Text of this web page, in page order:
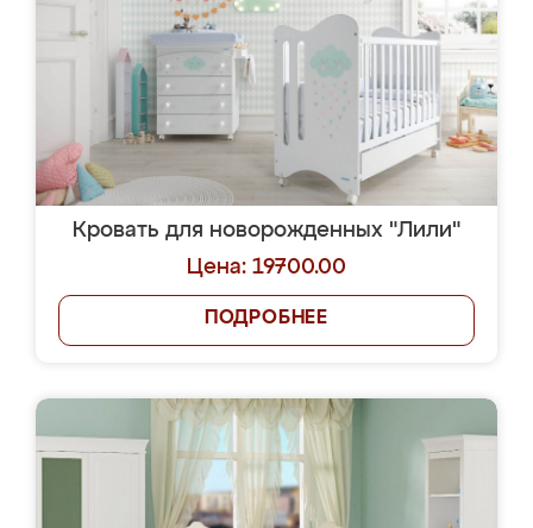
Кровать для новорожденных "Лили"
Цена: 19700.00
ПОДРОБНЕЕ